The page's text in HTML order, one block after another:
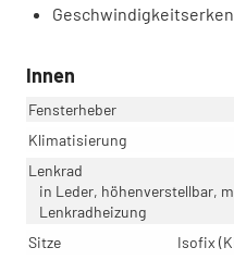
Innen
Fensterheber
Klimatisierung
Lenkrad
in Leder, höhenverstellbar,
Lenkradheizung
Sitze
Isofix